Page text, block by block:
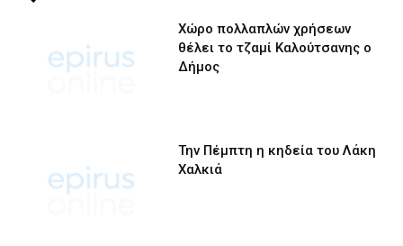
Χώρο πολλαπλών χρήσεων
θέλει το τζαμί Καλούτσανης ο
Δήμος
Την Πέμπτη η κηδεία του Λάκη
Χαλκιά